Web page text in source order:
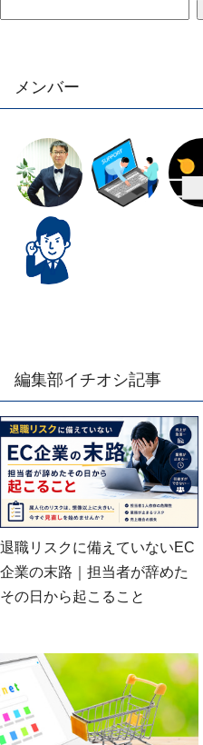
メンバー
編集部イチオシ記事
退職リスクに備えていないEC
企業の末路｜担当者が辞めた
その日から起こること